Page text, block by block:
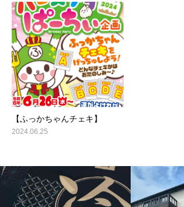
【ふっかちゃんチェキ】
2024.06.25